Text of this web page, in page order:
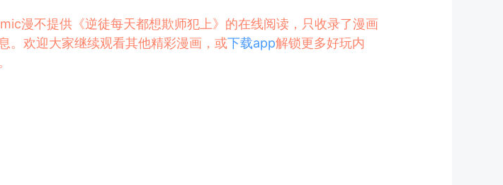
漫不提供《逆徒每天都想欺师犯上》的在线阅读，只收录了漫画
。欢迎大家继续观看其他精彩漫画，或下载app解锁更多好玩内